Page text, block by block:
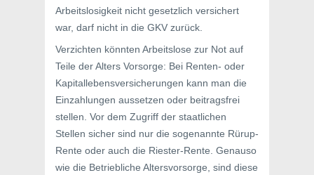
Arbeitslosigkeit nicht gesetzlich versichert
war, darf nicht in die GKV zurück.
Verzichten könnten Arbeitslose zur Not auf
Teile der Alters Vorsorge: Bei Renten- oder
Kapitallebensversicherungen kann man die
Einzahlungen aussetzen oder beitragsfrei
stellen. Vor dem Zugriff der staatlichen
Stellen sicher sind nur die sogenannte Rürup-
Rente oder auch die Riester-Rente. Genauso
wie die Betriebliche Altersvorsorge, sind diese